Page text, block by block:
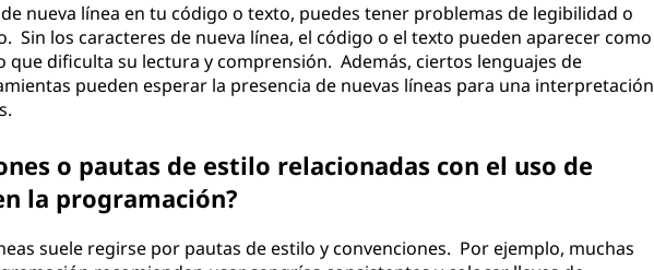
nueva línea en tu código o texto, puedes tener problemas de legibilidad o
Sin los caracteres de nueva línea, el código o el texto pueden aparecer como
que dificulta su lectura y comprensión. Además, ciertos lenguajes de
pueden esperar la presencia de nuevas líneas para una interpretación
o pautas de estilo relacionadas con el uso de
la programación?
suele regirse por pautas de estilo y convenciones. Por ejemplo, muchas